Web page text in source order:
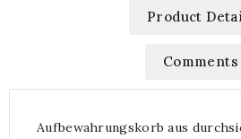
Product
Comments
Aufbewahrungskorb aus